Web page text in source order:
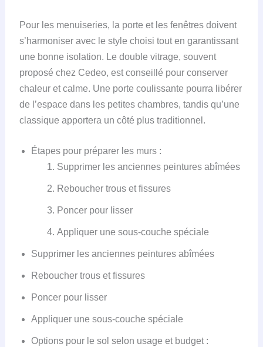
Pour les menuiseries, la porte et les fenêtres doivent
s’harmoniser avec le style choisi tout en garantissant
une bonne isolation. Le double vitrage, souvent
proposé chez Cedeo, est conseillé pour conserver
chaleur et calme. Une porte coulissante pourra libérer
de l’espace dans les petites chambres, tandis qu’une
classique apportera un côté plus traditionnel.
Étapes pour préparer les murs :
Supprimer les anciennes peintures abîmées
Reboucher trous et fissures
Poncer pour lisser
Appliquer une sous-couche spéciale
Supprimer les anciennes peintures abîmées
Reboucher trous et fissures
Poncer pour lisser
Appliquer une sous-couche spéciale
Options pour le sol selon usage et budget :